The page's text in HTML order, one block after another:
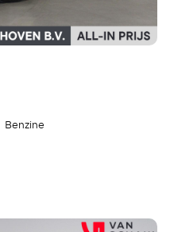
Benzine